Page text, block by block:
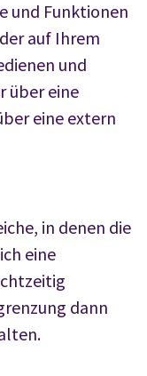
und Funktionen
auf Ihrem
und
über eine
eine extern
in denen die
eine
dann